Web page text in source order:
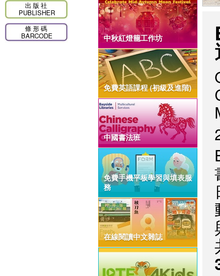
中秋紅燈籠工作坊
免費英語課程 (初級及進階)
中國書法班
免費手機平板學習與填表服
務
在線閱讀中文雜誌
出版社
PUBLISHER
條形碼
BARCODE